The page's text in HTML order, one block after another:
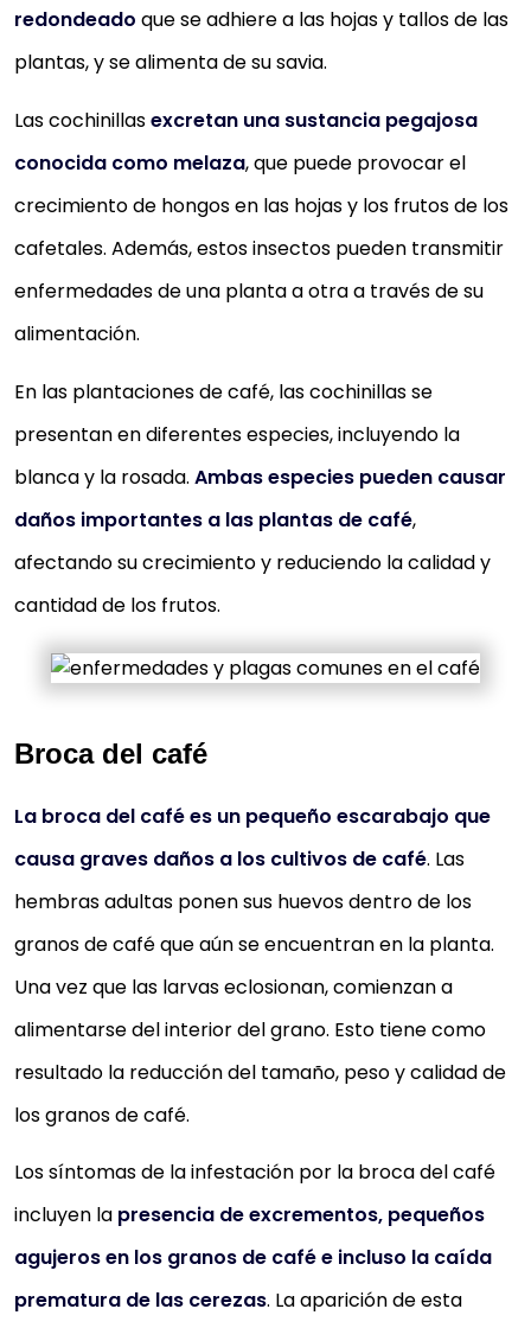
redondeado que se adhiere a las hojas y tallos de las
plantas, y se alimenta de su savia.
Las cochinillasexcretan una sustancia pegajosa
conocida como melaza, que puede provocar el
crecimiento de hongos en las hojas y los frutos de los
cafetales. Además, estos insectos pueden transmitir
enfermedades de una planta a otra a través de su
alimentación.
En las plantaciones de café, las cochinillas se
presentan en diferentes especies, incluyendo la
blanca y la rosada. Ambas especies pueden causar
daños importantes a las plantas de café,
afectando su crecimiento y reduciendo la calidad y
cantidad de los frutos.
Broca del café
La broca del café es un pequeño escarabajo que
causa graves daños a los cultivos de café. Las
hembras adultas ponen sus huevos dentro de los
granos de café que aún se encuentran en la planta.
Una vez que las larvas eclosionan, comienzan a
alimentarse del interior del grano. Esto tiene como
resultado la reducción del tamaño, peso y calidad de
los granos de café.
Los síntomas de la infestación por la broca del café
incluyen la presencia de excrementos, pequeños
agujeros en los granos de café e incluso la caída
prematura de las cerezas. La aparición de esta